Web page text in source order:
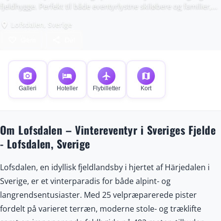
fjeldhygge. Perfekt til både eventyrlystne skiløbere og familier,
place Lofsdalen, Sverige
photo_camera
Galleri
hotel
Hoteller
flight
Flybilletter
map
Kort
Om Lofsdalen – Vintereventyr i Sveriges Fjelde
- Lofsdalen, Sverige
Lofsdalen, en idyllisk fjeldlandsby i hjertet af Härjedalen i
Sverige, er et vinterparadis for både alpint- og
langrendsentusiaster. Med 25 velpræparerede pister
fordelt på varieret terræn, moderne stole- og træklifte